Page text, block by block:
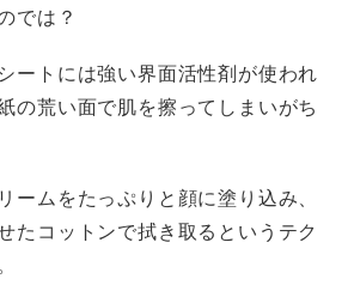
では？
ートには強い界面活性剤が使われ
の荒い面で肌を擦ってしまいがち
ームをたっぷりと顔に塗り込み、
たコットンで拭き取るというテク